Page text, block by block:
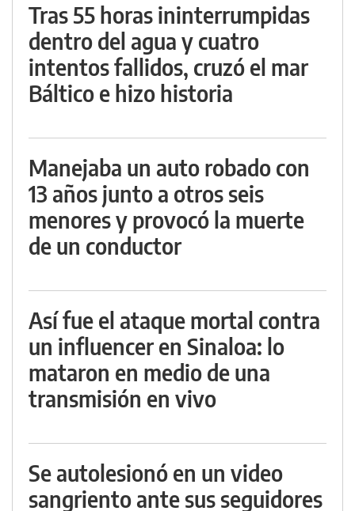
Tras 55 horas ininterrumpidas
dentro del agua y cuatro
intentos fallidos, cruzó el mar
Báltico e hizo historia
Manejaba un auto robado con
13 años junto a otros seis
menores y provocó la muerte
de un conductor
Así fue el ataque mortal contra
un influencer en Sinaloa: lo
mataron en medio de una
transmisión en vivo
Se autolesionó en un video
sangriento ante sus seguidores